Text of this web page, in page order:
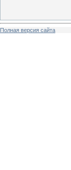
Полная версия сайта